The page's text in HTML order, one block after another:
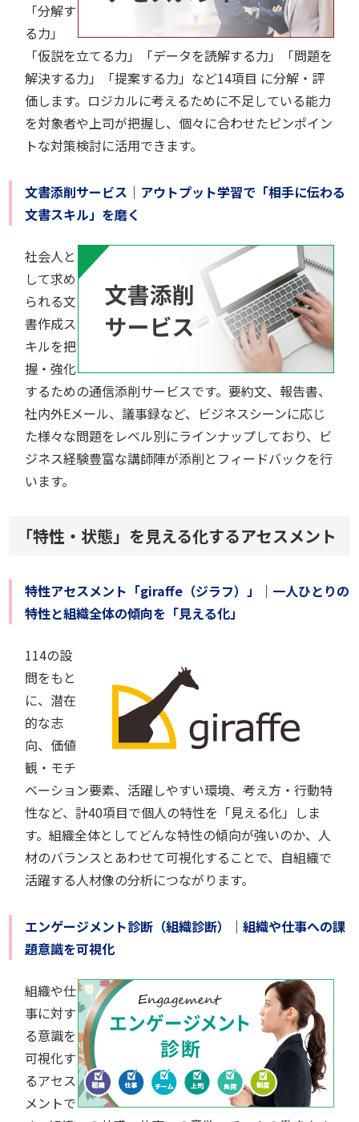
「分解す
る力」
「仮説を立てる力」「データを読解する力」「問題を
解決する力」「提案する力」など14項目 に分解・評
価します。ロジカルに考えるために不足している能力
を対象者や上司が把握し、個々に合わせたピンポイン
トな対策検討に活用できます。
文書添削サービス｜アウトプット学習で「相手に伝わる
文書スキル」を磨く
社会人と
して求め
られる文
書作成ス
キルを把
握・強化
するための通信添削サービスです。要約文、報告書、
社内外Eメール、議事録など、ビジネスシーンに応じ
た様々な問題をレベル別にラインナップしており、ビ
ジネス経験豊富な講師陣が添削とフィードバックを行
います。
「特性・状態」を見える化するアセスメント
特性アセスメント「giraffe（ジラフ）」｜一人ひとりの
特性と組織全体の傾向を「見える化」
114の設
問をもと
に、潜在
的な志
向、価値
観・モチ
ベーション要素、活躍しやすい環境、考え方・行動特
性など、計40項目で個人の特性を「見える化」しま
す。組織全体としてどんな特性の傾向が強いのか、人
材のバランスとあわせて可視化することで、自組織で
活躍する人材像の分析につながります。
エンゲージメント診断（組織診断）｜組織や仕事への課
題意識を可視化
組織や仕
事に対す
る意識を
可視化す
るアセス
メントで